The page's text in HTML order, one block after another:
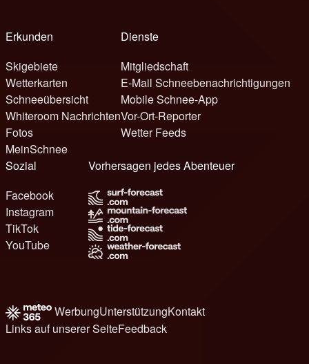
Erkunden
Skigebiete
Wetterkarten
Schneeübersicht
Whiteroom Nachrichten
Fotos
MeinSchnee
Dienste
Mitgliedschaft
E-Mail Schneebenachrichtigungen
Mobile Schnee-App
Vor-Ort-Reporter
Wetter Feeds
Sozial
Facebook
Instagram
TikTok
YouTube
Vorhersagen jedes Abenteuer
WerbungUnterstützungKontakt
Links auf unserer SeiteFeedback